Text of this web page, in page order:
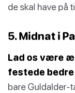
de skal have på
5. Midnat i
Lad os være
festede bedre
bare Guldalder-